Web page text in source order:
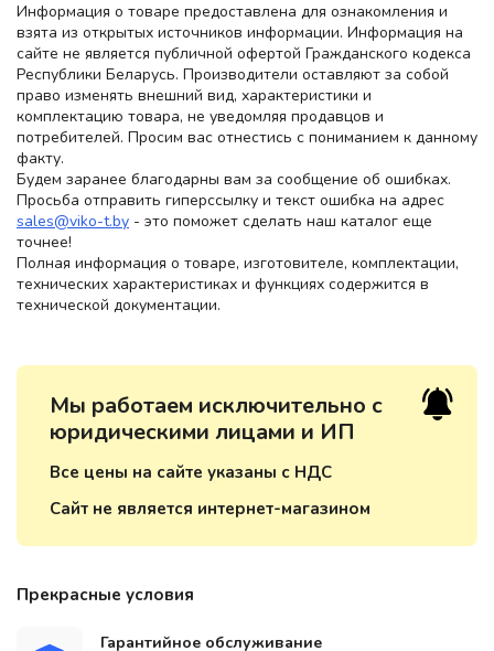
Информация о товаре предоставлена для ознакомления и
взята из открытых источников информации. Информация на
сайте не является публичной офертой Гражданского кодекса
Республики Беларусь. Производители оставляют за собой
право изменять внешний вид, характеристики и
комплектацию товара, не уведомляя продавцов и
потребителей. Просим вас отнестись с пониманием к данному
факту.
Будем заранее благодарны вам за сообщение об ошибках.
Просьба отправить гиперссылку и текст ошибка на адрес
sales@viko-t.by - это поможет сделать наш каталог еще
точнее!
Полная информация о товаре, изготовителе, комплектации,
технических характеристиках и функциях содержится в
технической документации.
Мы работаем исключительно с
юридическими лицами и ИП
Все цены на сайте указаны с НДС
Сайт не является интернет-магазином
Прекрасные условия
Гарантийное обслуживание